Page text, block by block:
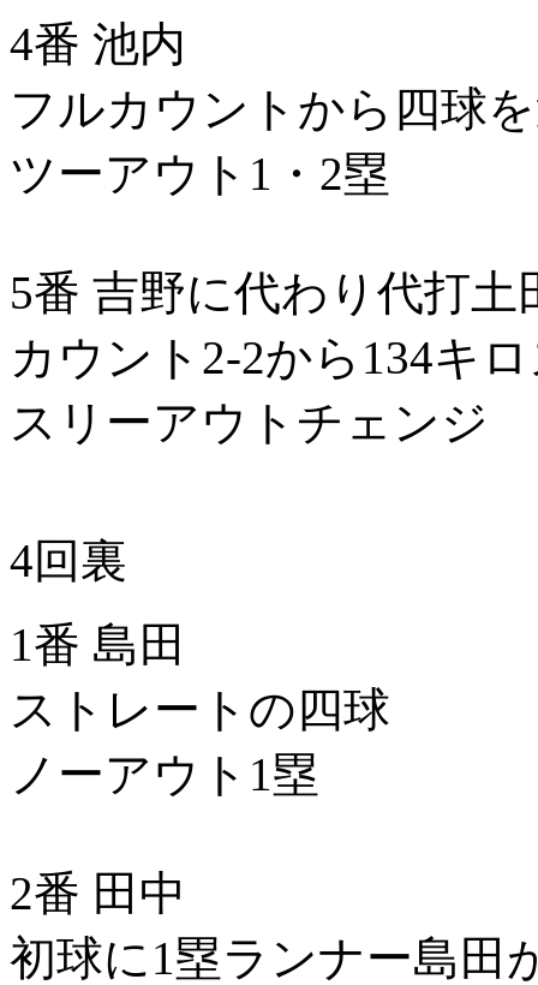
4番 池内
フルカウントから四球
ツーアウト1・2塁
5番 吉野に代わり代打土
カウント2-2から134キ
スリーアウトチェンジ
4回裏
1番 島田
ストレートの四球
ノーアウト1塁
2番 田中
初球に1塁ランナー島田